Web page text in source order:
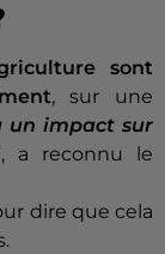
sont
, sur une
un impact sur
, a reconnu le
dire que cela